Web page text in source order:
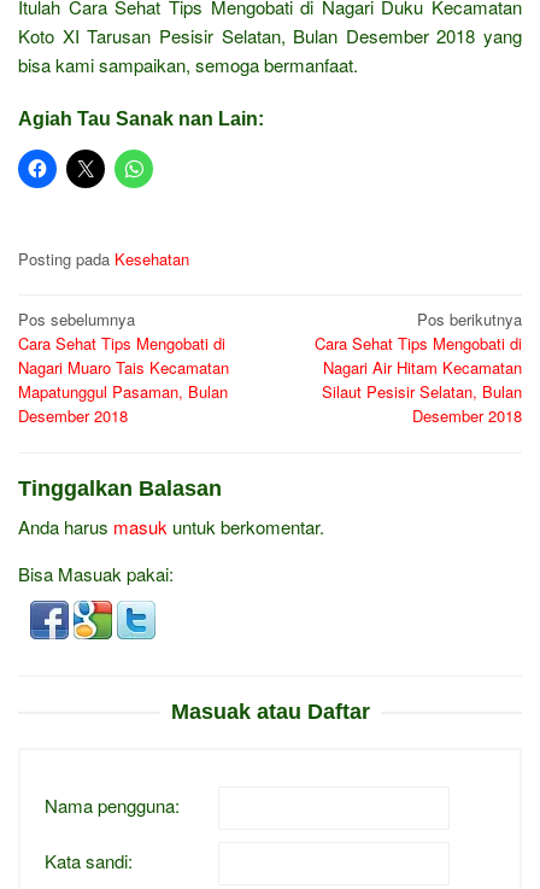
Itulah Cara Sehat Tips Mengobati di Nagari Duku Kecamatan
Koto XI Tarusan Pesisir Selatan, Bulan Desember 2018 yang
bisa kami sampaikan, semoga bermanfaat.
Agiah Tau Sanak nan Lain:
Posting pada Kesehatan
Navigasi
pos
Pos sebelumnya
Cara Sehat Tips Mengobati di
Nagari Muaro Tais Kecamatan
Mapatunggul Pasaman, Bulan
Desember 2018
Pos berikutnya
Cara Sehat Tips Mengobati di
Nagari Air Hitam Kecamatan
Silaut Pesisir Selatan, Bulan
Desember 2018
Tinggalkan Balasan
Anda harus masuk untuk berkomentar.
Bisa Masuak pakai:
Masuak atau Daftar
Nama pengguna:
Kata sandi: